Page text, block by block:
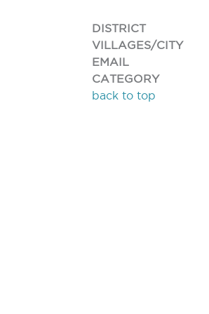
DISTRICT
VILLAGES/CITY
EMAIL
CATEGORY
back to top